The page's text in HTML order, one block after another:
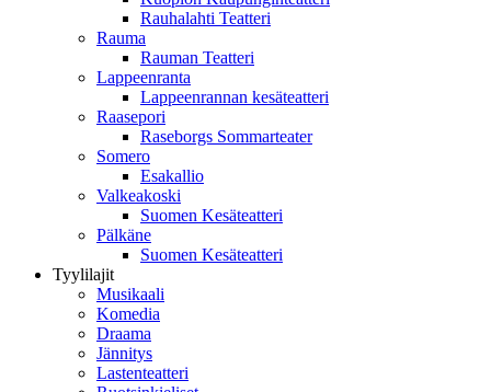
Rauhalahti Teatteri
Rauma
Rauman Teatteri
Lappeenranta
Lappeenrannan kesäteatteri
Raasepori
Raseborgs Sommarteater
Somero
Esakallio
Valkeakoski
Suomen Kesäteatteri
Pälkäne
Suomen Kesäteatteri
Tyylilajit
Musikaali
Komedia
Draama
Jännitys
Lastenteatteri